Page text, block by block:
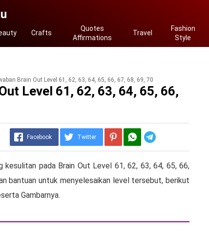
Crafts
Quotes
Affirmations
Travel
Fashion
Style
Brain Out Level 61, 62, 63, 64, 65, 66, 67, 68, 69, 70
Level 61, 62, 63, 64, 65, 66,
Facebook Twitter
kesulitan pada Brain Out Level 61, 62, 63, 64, 65, 66,
bantuan untuk menyelesaikan level tersebut, berikut
Gambarnya.